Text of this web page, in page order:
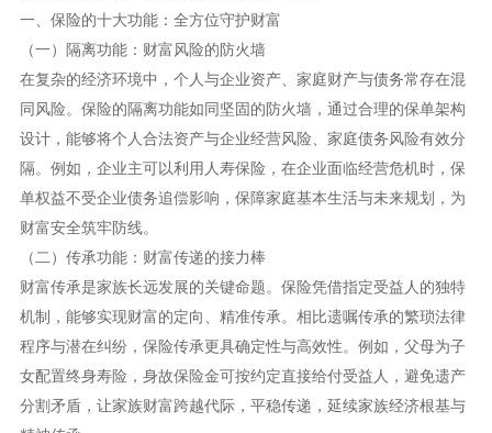
一、保险的十大功能：全方位守护财富
（一）隔离功能：财富风险的防火墙
在复杂的经济环境中，个人与企业资产、家庭财产与债务常存在混
同风险。保险的隔离功能如同坚固的防火墙，通过合理的保单架构
设计，能够将个人合法资产与企业经营风险、家庭债务风险有效分
隔。例如，企业主可以利用人寿保险，在企业面临经营危机时，保
单权益不受企业债务追偿影响，保障家庭基本生活与未来规划，为
财富安全筑牢防线。
（二）传承功能：财富传递的接力棒
财富传承是家族长远发展的关键命题。保险凭借指定受益人的独特
机制，能够实现财富的定向、精准传承。相比遗嘱传承的繁琐法律
程序与潜在纠纷，保险传承更具确定性与高效性。例如，父母为子
女配置终身寿险，身故保险金可按约定直接给付受益人，避免遗产
分割矛盾，让家族财富跨越代际，平稳传递，延续家族经济根基与